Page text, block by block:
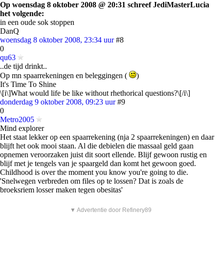
Op woensdag 8 oktober 2008 @ 20:31 schreef JediMasterLucia
het volgende:
in een oude sok stoppen
DanQ
woensdag 8 oktober 2008, 23:34 uur #8
0
qu63
..de tijd drinkt..
Op mn spaarrekeningen en beleggingen (
)
It's Time To Shine
\[i\]What would life be like without rhethorical questions?\[/i\]
donderdag 9 oktober 2008, 09:23 uur #9
0
Metro2005
Mind explorer
Het staat lekker op een spaarrekening (nja 2 spaarrekeningen) en daar
blijft het ook mooi staan. Al die debielen die massaal geld gaan
opnemen veroorzaken juist dit soort ellende. Blijf gewoon rustig en
blijf met je tengels van je spaargeld dan komt het gewoon goed.
Childhood is over the moment you know you're going to die.
'Snelwegen verbreden om files op te lossen? Dat is zoals de
broeksriem losser maken tegen obesitas'
▼ Advertentie door Refinery89